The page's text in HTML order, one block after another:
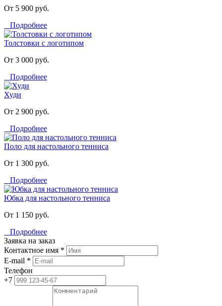
От 5 900 руб.
Подробнее
Толстовки с логотипом
От 3 000 руб.
Подробнее
Худи
От 2 900 руб.
Подробнее
Поло для настольного тенниса
От 1 300 руб.
Подробнее
Юбка для настольного тенниса
От 1 150 руб.
Подробнее
Заявка на заказ
Контактное имя *
E-mail *
Телефон
+7